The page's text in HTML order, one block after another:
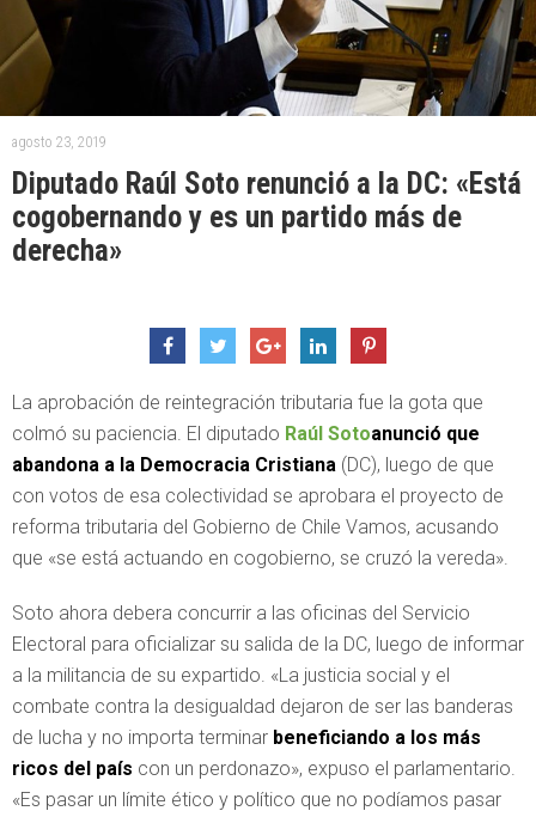
agosto 23, 2019
Diputado Raúl Soto renunció a la DC: «Está
cogobernando y es un partido más de
derecha»
La aprobación de reintegración tributaria fue la gota que
colmó su paciencia. El diputado Raúl Sotoanunció que
abandona a la Democracia Cristiana (DC), luego de que
con votos de esa colectividad se aprobara el proyecto de
reforma tributaria del Gobierno de Chile Vamos, acusando
que «se está actuando en cogobierno, se cruzó la vereda».
Soto ahora debera concurrir a las oficinas del Servicio
Electoral para oficializar su salida de la DC, luego de informar
a la militancia de su expartido. «La justicia social y el
combate contra la desigualdad dejaron de ser las banderas
de lucha y no importa terminar beneficiando a los más
ricos del país con un perdonazo», expuso el parlamentario.
«Es pasar un límite ético y político que no podíamos pasar